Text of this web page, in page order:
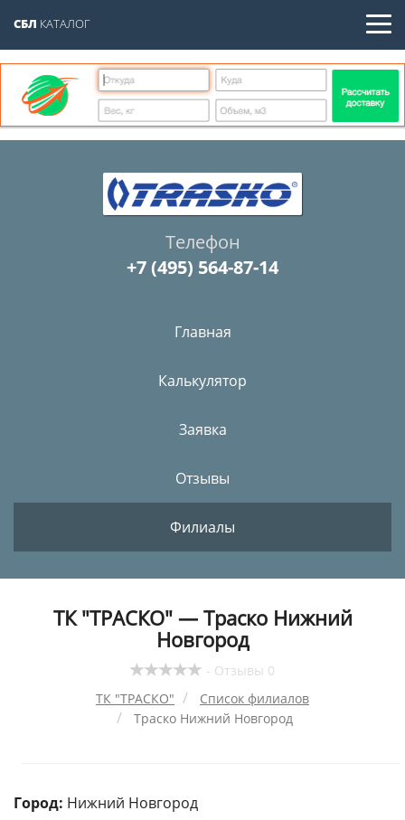
СБЛ КАТАЛОГ
Телефон
+7 (495) 564-87-14
Главная
Калькулятор
Заявка
Отзывы
Филиалы
ТК "ТРАСКО" — Траско Нижний
Новгород
- Отзывы 0
ТК "ТРАСКО"
Список филиалов
Траско Нижний Новгород
Город: Нижний Новгород